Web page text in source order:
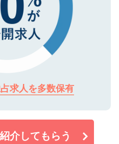
求人を多数保有
介してもらう